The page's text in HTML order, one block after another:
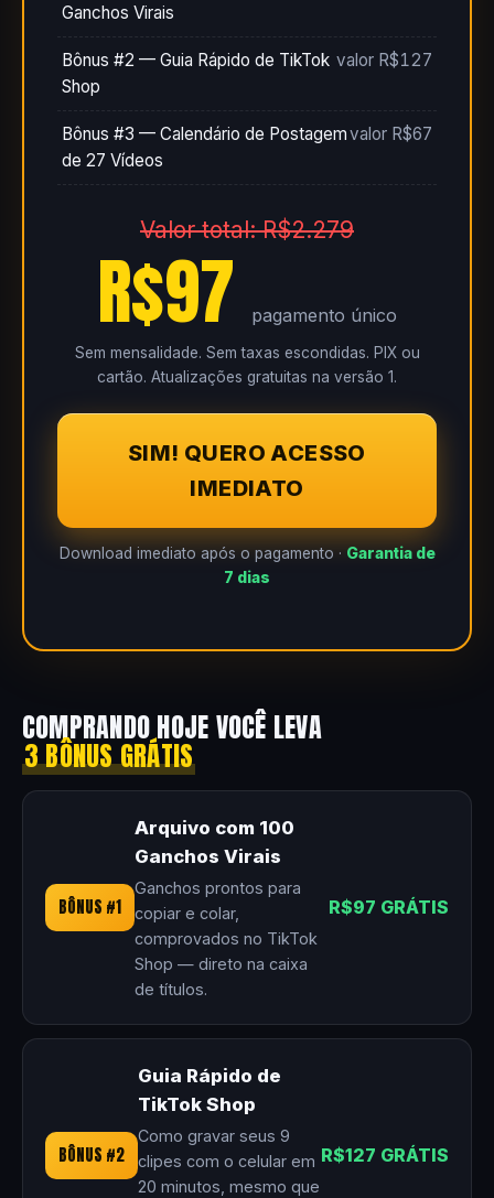
Ganchos Virais
Bônus #2 — Guia Rápido de TikTok
Shop
valor R$127
Bônus #3 — Calendário de Postagem
de 27 Vídeos
valor R$67
Valor total: R$2.279
R$97 pagamento único
Sem mensalidade. Sem taxas escondidas. PIX ou
cartão. Atualizações gratuitas na versão 1.
SIM! QUERO ACESSO
IMEDIATO
Download imediato após o pagamento · Garantia de
7 dias
COMPRANDO HOJE VOCÊ LEVA
3 BÔNUS GRÁTIS
BÔNUS #1
Arquivo com 100
Ganchos Virais
Ganchos prontos para
copiar e colar,
comprovados no TikTok
Shop — direto na caixa
de títulos.
R$97 GRÁTIS
BÔNUS #2
Guia Rápido de
TikTok Shop
Como gravar seus 9
clipes com o celular em
20 minutos, mesmo que
R$127 GRÁTIS